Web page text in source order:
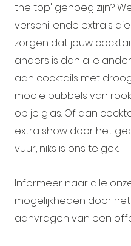
the top' genoeg zijn?
verschillende extra's
zorgen dat jouw
anders is dan alle
aan cocktails met
mooie bubbels van
op je glas. Of aan
extra show door het
vuur, niks is ons te gek.
Informeer naar alle
mogelijkheden door
aanvragen van een